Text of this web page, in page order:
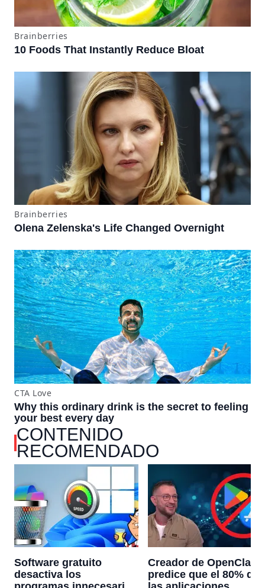
CONTENIDO
RECOMENDADO
Software gratuito
desactiva los
Creador de OpenClaw
predice que el 80% de